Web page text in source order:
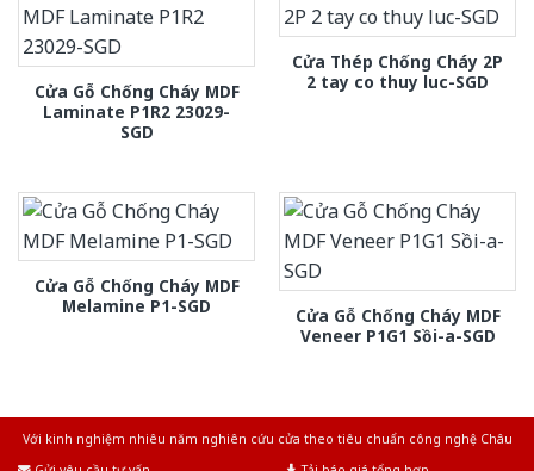
Cửa Gỗ Chống Cháy MDF
Laminate P1R2 23029-
SGD
Cửa Thép Chống Cháy 2P
2 tay co thuy luc-SGD
Cửa Gỗ Chống Cháy MDF
Melamine P1-SGD
Cửa Gỗ Chống Cháy MDF
Veneer P1G1 Sồi-a-SGD
Với kinh nghiệm nhiêu năm nghiên cứu cửa theo tiêu chuẩn công nghệ Châu